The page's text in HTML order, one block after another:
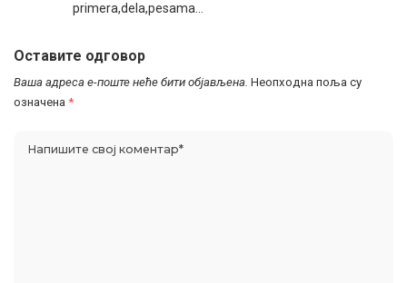
primera,dela,pesama…
Оставите одговор
Ваша адреса е-поште неће бити објављена. Неопходна поља су
означена *